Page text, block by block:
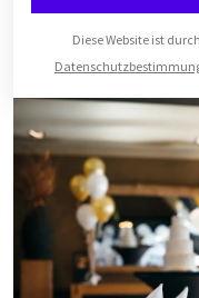
Diese Website ist